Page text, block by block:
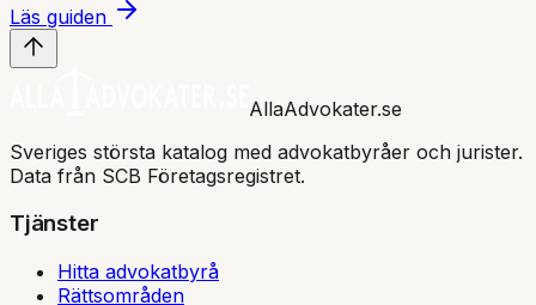
Läs guiden
AllaAdvokater.se
Sveriges största katalog med advokatbyråer och jurister.
Data från SCB Företagsregistret.
Tjänster
Hitta advokatbyrå
Rättsområden